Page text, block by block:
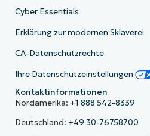
Cyber Essentials
Erklärung zur modernen Sklaverei
CA-Datenschutzrechte
Ihre Datenschutzeinstellungen
Kontaktinformationen
Nordamerika: +1 888 542-8339
Deutschland: +49 30-76758700